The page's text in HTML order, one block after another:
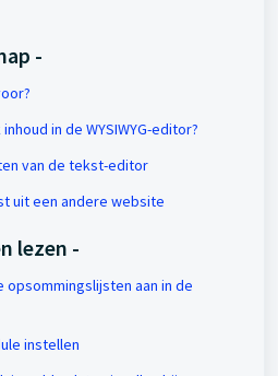
-
in de WYSIWYG-editor?
van de tekst-editor
uit een andere website
lezen -
opsommingslijsten aan in de
instellen